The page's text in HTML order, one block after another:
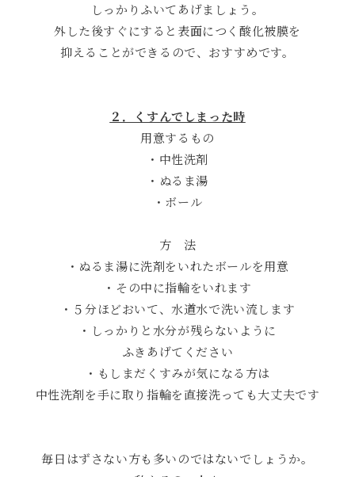
しっかりふいてあげましょう。
外した後すぐにすると表面につく酸化被膜を
抑えることができるので、おすすめです。
２．くすんでしまった時
用意するもの
・中性洗剤
・ぬるま湯
・ボール
方 法
・ぬるま湯に洗剤をいれたボールを用意
・その中に指輪をいれます
・５分ほどおいて、水道水で洗い流します
・しっかりと水分が残らないように
ふきあげてください
・もしまだくすみが気になる方は
中性洗剤を手に取り指輪を直接洗っても大丈夫です
毎日はずさない方も多いのではないでしょうか。